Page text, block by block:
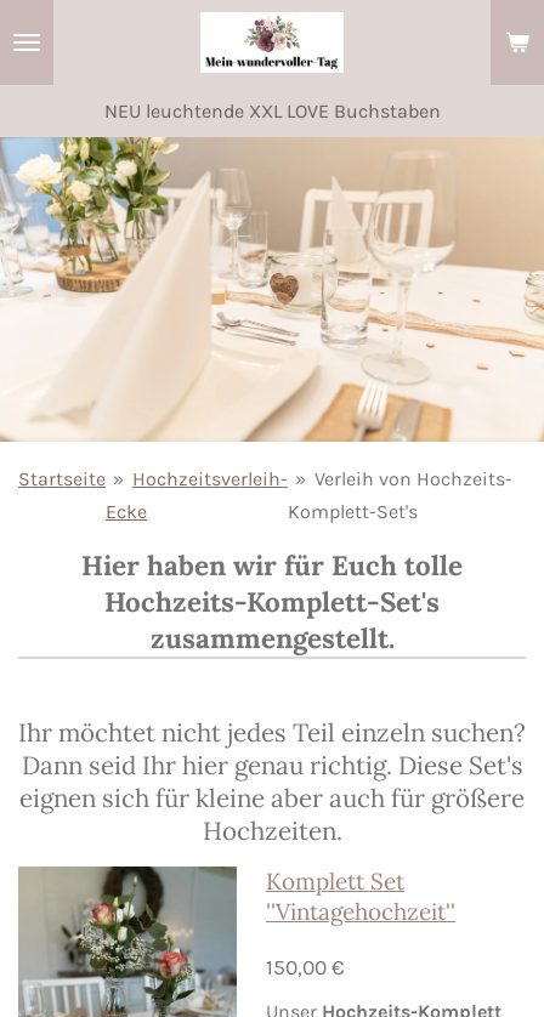
NEU leuchtende XXL LOVE Buchstaben
Startseite » Hochzeitsverleih-
Ecke
» Verleih von Hochzeits-
Komplett-Set's
Hier haben wir für Euch tolle
Hochzeits-Komplett-Set's
zusammengestellt.
Ihr möchtet nicht jedes Teil einzeln suchen?
Dann seid Ihr hier genau richtig. Diese Set's
eignen sich für kleine aber auch für größere
Hochzeiten.
Komplett Set
''Vintagehochzeit''
150,00 €
Unser Hochzeits-Komplett